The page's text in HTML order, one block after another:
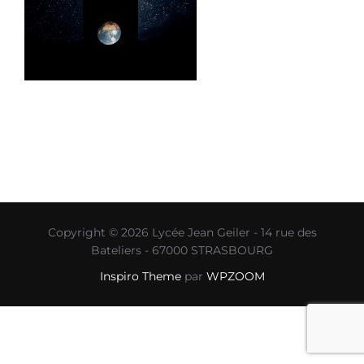
Copyright © 2026 Lycée Jean Geiler - 14 rue des
Bateliers - 67000 STRASBOURG
Inspiro Themepar WPZOOM